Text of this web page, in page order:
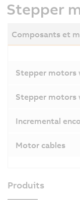
Stepper
Composants et
Stepper motors
Stepper motors
Incremental
Motor cables
Produits